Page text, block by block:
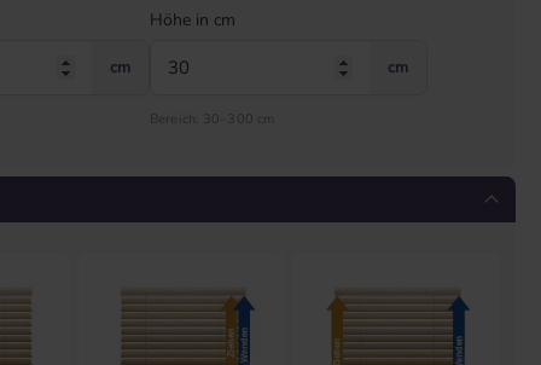
cm
Höhe in cm
cm
Bereich: 30–300 cm